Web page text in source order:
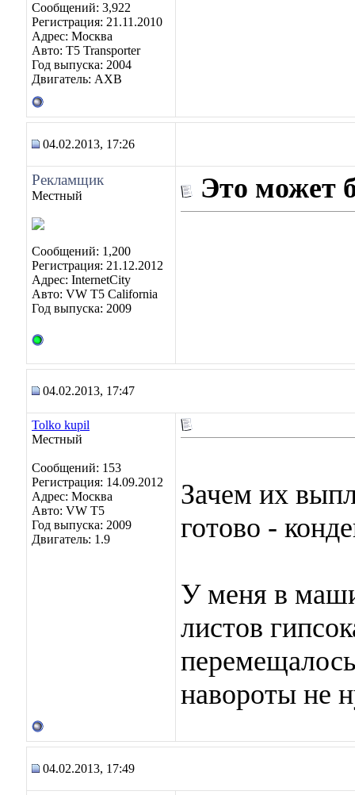
Сообщений: 3,922
Регистрация: 21.11.2010
Адрес: Москва
Авто: Т5 Transporter
Год выпуска: 2004
Двигатель: АХВ
04.02.2013, 17:26
Рекламщик
Местный
Сообщений: 1,200
Регистрация: 21.12.2012
Адрес: InternetCity
Авто: VW T5 California
Год выпуска: 2009
Это может
04.02.2013, 17:47
Tolko kupil
Местный
Сообщений: 153
Регистрация: 14.09.2012
Адрес: Москва
Авто: VW T5
Год выпуска: 2009
Двигатель: 1.9
Зачем их
готово -
У меня в
листов
навороты не
04.02.2013, 17:49